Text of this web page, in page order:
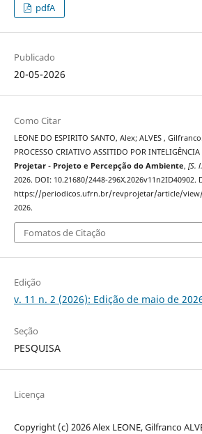
pdfA
Publicado
20-05-2026
Como Citar
LEONE DO ESPIRITO SANTO, Alex; ALVES ,
PROCESSO CRIATIVO ASSITIDO POR
Projetar - Projeto e Percepção do Ambiente, [S.
2026. DOI: 10.21680/2448-296X.2026v11n2ID40902.
https://periodicos.ufrn.br/revprojetar/article/view/
2026.
Fomatos de Citação
Edição
v. 11 n. 2 (2026): Edição de maio de
Seção
PESQUISA
Licença
Copyright (c) 2026 Alex LEONE, Gilfranco